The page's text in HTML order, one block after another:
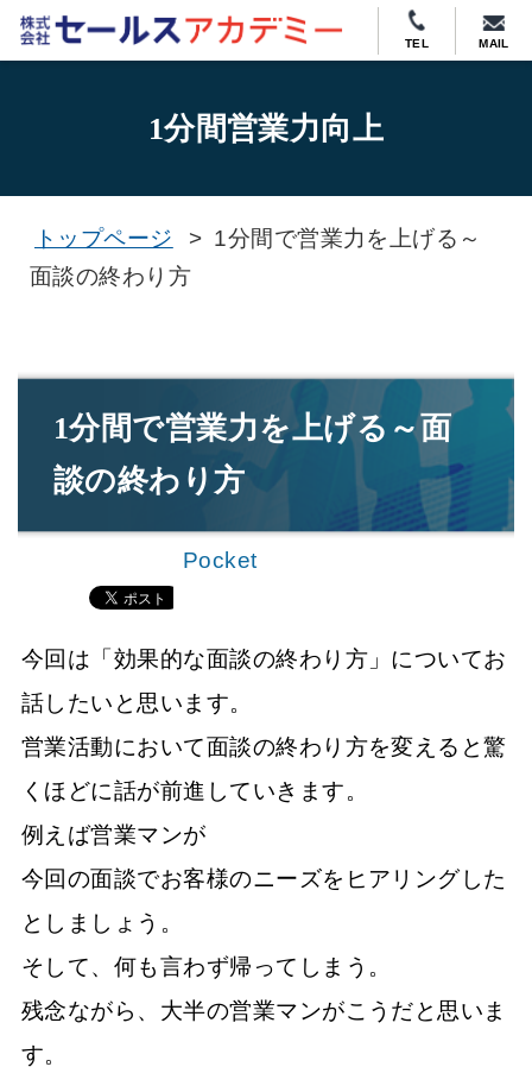
TEL MAIL
1分間営業力向上
トップページ > 1分間で営業力を上げる～
面談の終わり方
1分間で営業力を上げる～面
談の終わり方
Pocket
今回は「効果的な面談の終わり方」についてお
話したいと思います。
営業活動において面談の終わり方を変えると驚
くほどに話が前進していきます。
例えば営業マンが
今回の面談でお客様のニーズをヒアリングした
としましょう。
そして、何も言わず帰ってしまう。
残念ながら、大半の営業マンがこうだと思いま
す。